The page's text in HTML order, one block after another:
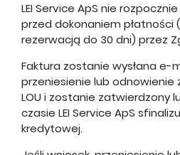
LEI Service ApS nie
przed dokonaniem płatności
rezerwacją do 30 dni) przez
Faktura zostanie wysłana e-
przeniesienie lub odnowienie
LOU i zostanie zatwierdzony
czasie LEI Service ApS
kredytowej.